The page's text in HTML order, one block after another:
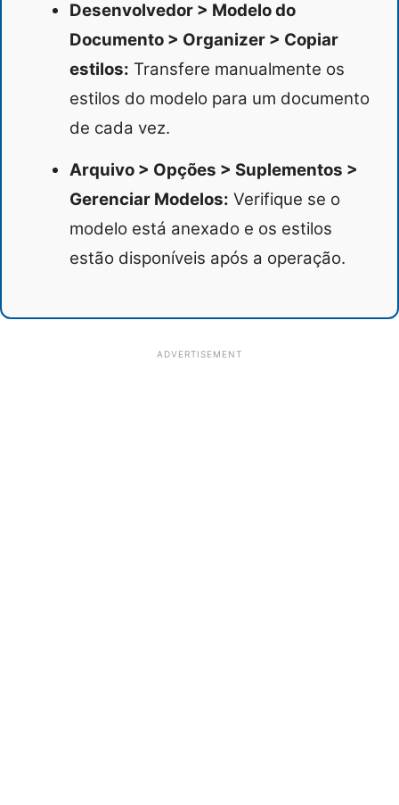
Desenvolvedor > Modelo do
Documento > Organizer > Copiar
estilos: Transfere manualmente os
estilos do modelo para um documento
de cada vez.
Arquivo > Opções > Suplementos >
Gerenciar Modelos: Verifique se o
modelo está anexado e os estilos
estão disponíveis após a operação.
ADVERTISEMENT